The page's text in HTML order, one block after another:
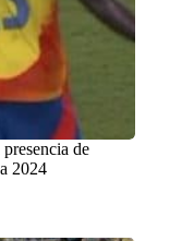
de
2024